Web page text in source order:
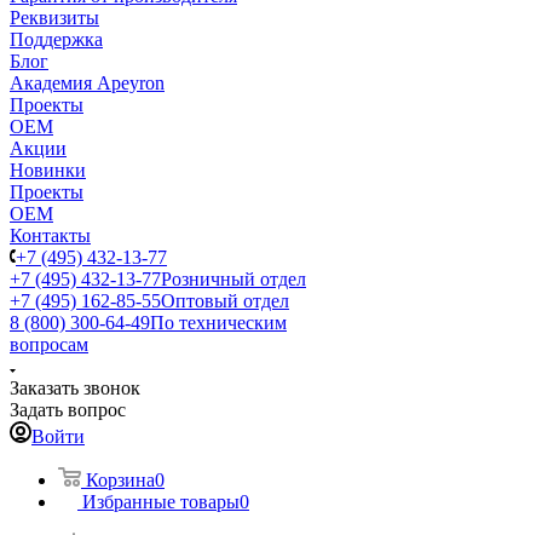
Реквизиты
Поддержка
Блог
Академия Apeyron
Проекты
ОЕМ
Акции
Новинки
Проекты
ОЕМ
Контакты
+7 (495) 432-13-77
+7 (495) 432-13-77Розничный отдел
+7 (495) 162-85-55Оптовый отдел
8 (800) 300-64-49По техническим
вопросам
Заказать звонок
Задать вопрос
Войти
Корзина0
Избранные товары0